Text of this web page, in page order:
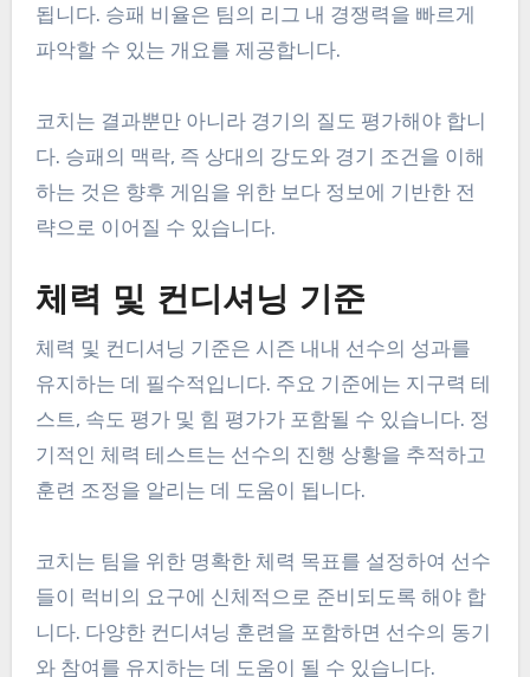
됩니다. 승패 비율은 팀의 리그 내 경쟁력을 빠르게
파악할 수 있는 개요를 제공합니다.
코치는 결과뿐만 아니라 경기의 질도 평가해야 합니
다. 승패의 맥락, 즉 상대의 강도와 경기 조건을 이해
하는 것은 향후 게임을 위한 보다 정보에 기반한 전
략으로 이어질 수 있습니다.
체력 및 컨디셔닝 기준
체력 및 컨디셔닝 기준은 시즌 내내 선수의 성과를
유지하는 데 필수적입니다. 주요 기준에는 지구력 테
스트, 속도 평가 및 힘 평가가 포함될 수 있습니다. 정
기적인 체력 테스트는 선수의 진행 상황을 추적하고
훈련 조정을 알리는 데 도움이 됩니다.
코치는 팀을 위한 명확한 체력 목표를 설정하여 선수
들이 럭비의 요구에 신체적으로 준비되도록 해야 합
니다. 다양한 컨디셔닝 훈련을 포함하면 선수의 동기
와 참여를 유지하는 데 도움이 될 수 있습니다.